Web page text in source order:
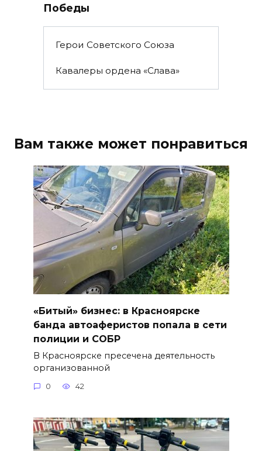
Победы
Герои Советского Союза
Кавалеры ордена «Слава»
Вам также может понравиться
«Битый» бизнес: в Красноярске
банда автоаферистов попала в сети
полиции и СОБР
В Красноярске пресечена деятельность
организованной
0 42